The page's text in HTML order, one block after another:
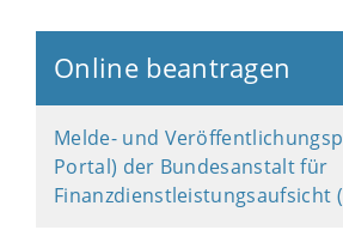
Online beantragen
Melde- und
Portal) der Bundesanstalt für
Finanzdienstleistungsaufsicht